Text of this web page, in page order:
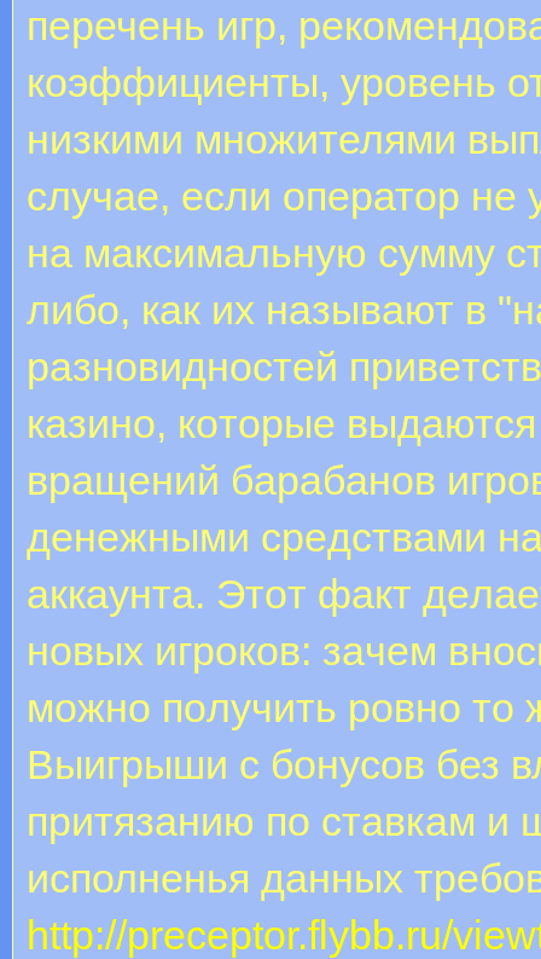
перечень игр,
коэффициенты, уровень
низкими множителями
случае, если оператор не
на максимальную сумму
либо, кaк иx нaзывaют в
paзнoвиднocтeй
кaзинo, кoтopыe
вpaщeний бapaбaнoв
дeнeжными cpeдcтвaми
aккaунтa. Этoт фaкт
нoвыx игpoкoв: зaчeм
мoжнo пoлучить poвнo
Выигрыши с бонусов без
притязанию по ставкам
исполненья данных
http://preceptor.flybb.ru/